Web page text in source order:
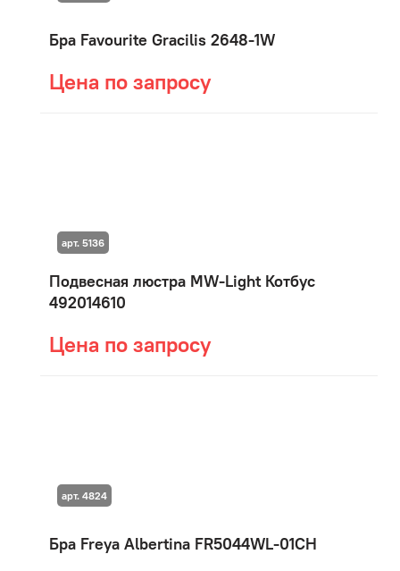
Бра Favourite Gracilis 2648-1W
Цена по запросу
Подвесная люстра MW-Light Котбус
492014610
Цена по запросу
арт. 5136
Бра Freya Albertina FR5044WL-01CH
арт. 4824